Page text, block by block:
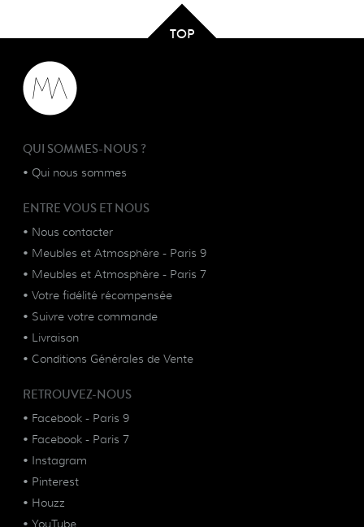
TOP
QUI SOMMES-NOUS ?
• Qui nous sommes
ENTRE VOUS ET NOUS
• Nous contacter
• Meubles et Atmosphère - Paris 9
• Meubles et Atmosphère - Paris 7
• Votre fidélité récompensée
• Suivre votre commande
• Livraison
• Conditions Générales de Vente
RETROUVEZ-NOUS
• Facebook - Paris 9
• Facebook - Paris 7
• Instagram
• Pinterest
• Houzz
• YouTube